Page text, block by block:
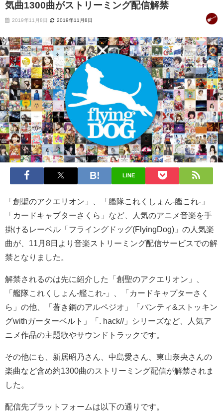
気曲1300曲がストリーミング配信解禁
2019年11月8日 2019年11月8日
LINE
「創聖のアクエリオン」、「艦隊これくしょん-艦これ-」
「カードキャプターさくら」など、人気のアニメ音楽を手
掛けるレーベル「フライングドッグ(FlyingDog)」の人気楽
曲が、11月8日より音楽ストリーミング配信サービスでの解
禁となりました。
解禁されるのは先に紹介した「創聖のアクエリオン」、
「艦隊これくしょん-艦これ-」、「カードキャプターさく
ら」の他、「蒼き鋼のアルペジオ」「パンティ&ストッキン
グwithガーターベルト」「. hack//」シリーズなど、人気ア
ニメ作品の主題歌やサウンドトラックです。
その他にも、新居昭乃さん、中島愛さん、東山奈央さんの
楽曲など含め約1300曲のストリーミング配信が解禁されま
した。
配信先プラットフォームは以下の通りです。